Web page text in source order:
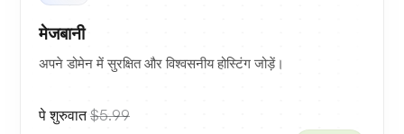
मेजबानी
अपने डोमेन में सुरक्षित और विश्वसनीय होस्टिंग जोड़ें।
पे शुरुवात$5.99